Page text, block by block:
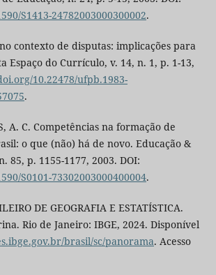
S1413-24782003000300002.
no contexto de disputas: implicações para
Espaço do Currículo, v. 14, n. 1, p. 1-13,
10.22478/ufpb.1983-
.
A. C. Competências na formação de
o que (não) há de novo. Educação &
85, p. 1155-1177, 2003. DOI:
S0101-73302003000400004.
DE GEOGRAFIA E ESTATÍSTICA.
Rio de Janeiro: IBGE, 2024. Disponível
brasil/sc/panorama. Acesso